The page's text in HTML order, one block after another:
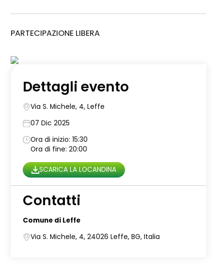
PARTECIPAZIONE LIBERA
Dettagli evento
Via S. Michele, 4, Leffe
07 Dic 2025
Ora di inizio: 15:30
Ora di fine: 20:00
SCARICA LA LOCANDINA
Contatti
Comune di Leffe
Via S. Michele, 4, 24026 Leffe, BG, Italia